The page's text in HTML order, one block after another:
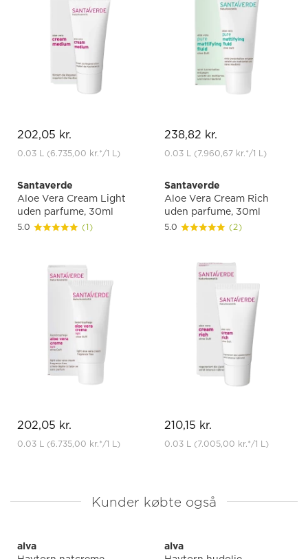
202,05 kr.
0.03 L (6.735,00 kr.*/1 L)
238,82 kr.
0.03 L (7.960,67 kr.*/1 L)
Santaverde
Aloe Vera Cream Light
uden parfume, 30ml
5.0 (1)
202,05 kr.
0.03 L (6.735,00 kr.*/1 L)
Santaverde
Aloe Vera Cream Rich
uden parfume, 30ml
5.0 (2)
210,15 kr.
0.03 L (7.005,00 kr.*/1 L)
Kunder købte også
alva
alva